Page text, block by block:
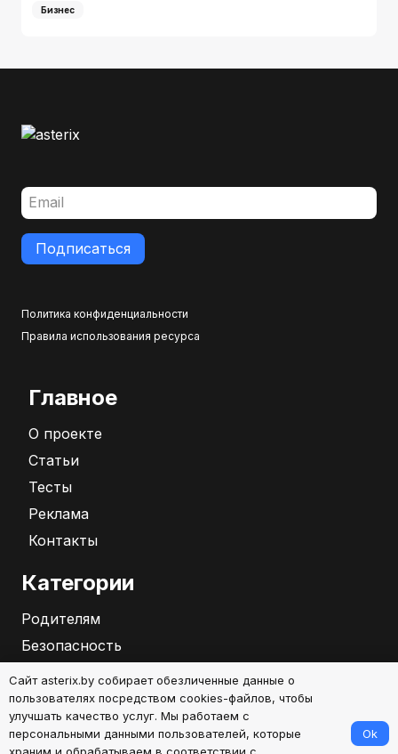
Бизнес
Подписаться
Политика конфиденциальности
Правила использования ресурса
Главное
О проекте
Статьи
Тесты
Реклама
Контакты
Категории
Родителям
Безопасность
Бизнес
Саморазвитие
2026
Сайт asterix.by собирает обезличенные данные о
пользователях посредством cookies-файлов, чтобы
улучшать качество услуг. Мы работаем с
персональными данными пользователей, которые
Ok